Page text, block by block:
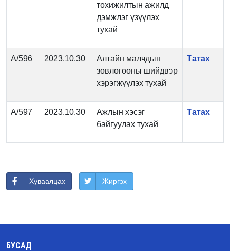
тохижилтын ажилд
дэмжлэг үзүүлэх
тухай
А/596 2023.10.30
Алтайн малчдын
зөвлөгөөны шийдвэр
хэрэгжүүлэх тухай
Татах
А/597 2023.10.30
Ажлын хэсэг
байгуулах тухай
Татах
Хуваалцах Жиргэх
БУСАД